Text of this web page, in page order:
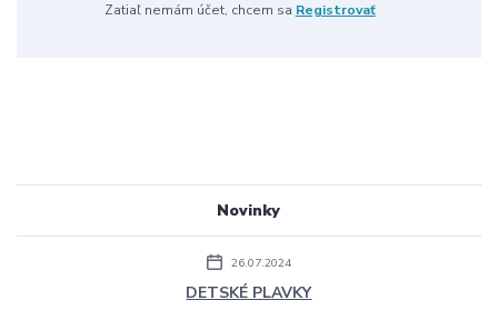
Novinky
26.07.2024
DETSKÉ PLAVKY
Zatiaľ nemám účet, chcem sa Registrovať